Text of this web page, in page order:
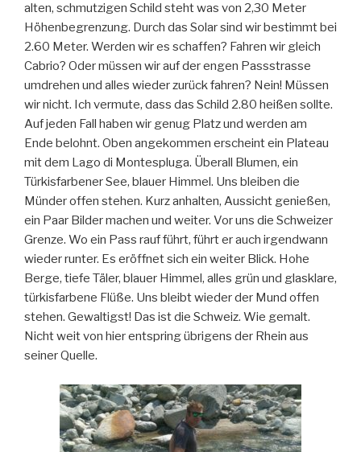
alten, schmutzigen Schild steht was von 2,30 Meter
Höhenbegrenzung. Durch das Solar sind wir bestimmt bei
2.60 Meter. Werden wir es schaffen? Fahren wir gleich
Cabrio? Oder müssen wir auf der engen Passstrasse
umdrehen und alles wieder zurück fahren? Nein! Müssen
wir nicht. Ich vermute, dass das Schild 2.80 heißen sollte.
Auf jeden Fall haben wir genug Platz und werden am
Ende belohnt. Oben angekommen erscheint ein Plateau
mit dem Lago di Montespluga. Überall Blumen, ein
Türkisfarbener See, blauer Himmel. Uns bleiben die
Münder offen stehen. Kurz anhalten, Aussicht genießen,
ein Paar Bilder machen und weiter. Vor uns die Schweizer
Grenze. Wo ein Pass rauf führt, führt er auch irgendwann
wieder runter. Es eröffnet sich ein weiter Blick. Hohe
Berge, tiefe Täler, blauer Himmel, alles grün und glasklare,
türkisfarbene Flüße. Uns bleibt wieder der Mund offen
stehen. Gewaltigst! Das ist die Schweiz. Wie gemalt.
Nicht weit von hier entspring übrigens der Rhein aus
seiner Quelle.